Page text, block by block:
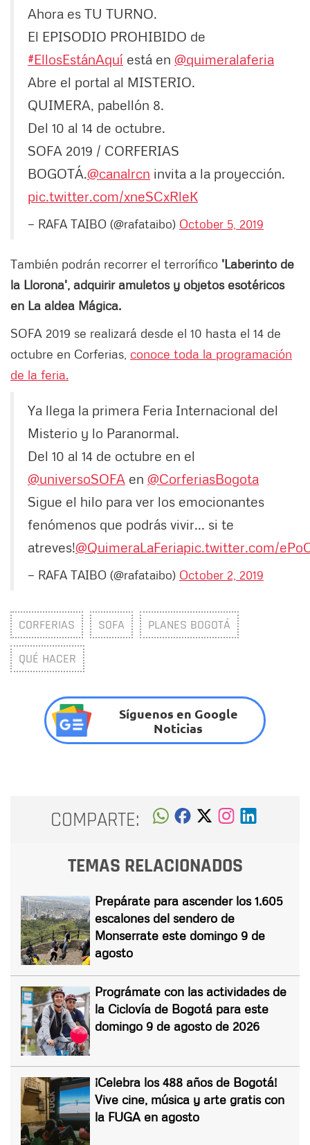
Ahora es TU TURNO.
El EPISODIO PROHIBIDO de
#EllosEstánAquí está en @quimeralaferia
Abre el portal al MISTERIO.
QUIMERA, pabellón 8.
Del 10 al 14 de octubre.
SOFA 2019 / CORFERIAS
BOGOTÁ.@canalrcn invita a la proyección.
pic.twitter.com/xneSCxRleK
— RAFA TAIBO (@rafataibo) October 5, 2019
También podrán recorrer el terrorífico 'Laberinto de
la Llorona', adquirir amuletos y objetos esotéricos
en La aldea Mágica.
SOFA 2019 se realizará desde el 10 hasta el 14 de
octubre en Corferias, conoce toda la programación
de la feria.
Ya llega la primera Feria Internacional del
Misterio y lo Paranormal.
Del 10 al 14 de octubre en el
@universoSOFA en @CorferiasBogota
Sigue el hilo para ver los emocionantes
fenómenos que podrás vivir... si te
atreves!@QuimeraLaFeriapic.twitter.com/
— RAFA TAIBO (@rafataibo) October 2, 2019
CORFERIAS SOFA PLANES BOGOTÁ
QUÉ HACER
Síguenos en Google
Noticias
COMPARTE:
TEMAS RELACIONADOS
Prepárate para ascender los 1.605
escalones del sendero de
Monserrate este domingo 9 de
agosto
Prográmate con las actividades de
la Ciclovía de Bogotá para este
domingo 9 de agosto de 2026
¡Celebra los 488 años de Bogotá!
Vive cine, música y arte gratis con
la FUGA en agosto